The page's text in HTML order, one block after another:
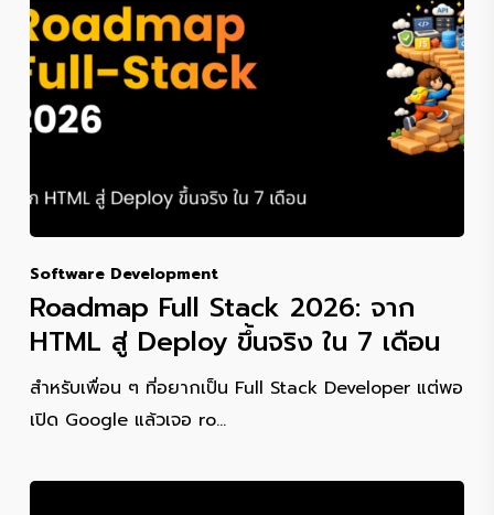
Software Development
Roadmap Full Stack 2026: จาก
HTML สู่ Deploy ขึ้นจริง ใน 7 เดือน
สำหรับเพื่อน ๆ ที่อยากเป็น Full Stack Developer แต่พอ
เปิด Google แล้วเจอ ro…